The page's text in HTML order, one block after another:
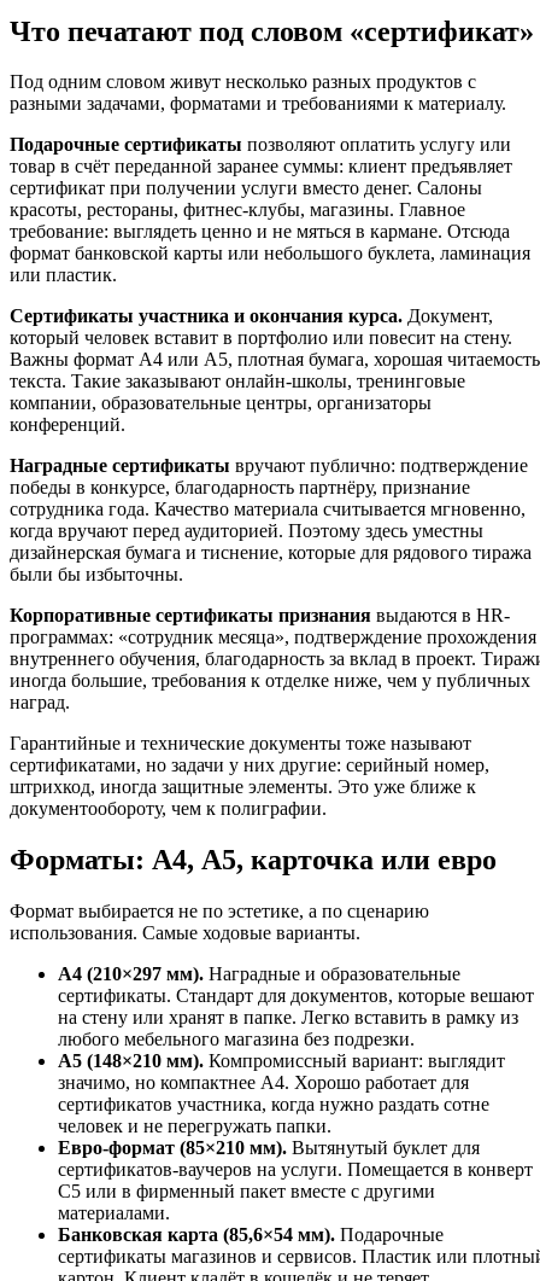
Что печатают под словом «сертификат»
Под одним словом живут несколько разных продуктов с
разными задачами, форматами и требованиями к материалу.
Подарочные сертификаты позволяют оплатить услугу или
товар в счёт переданной заранее суммы: клиент предъявляет
сертификат при получении услуги вместо денег. Салоны
красоты, рестораны, фитнес-клубы, магазины. Главное
требование: выглядеть ценно и не мяться в кармане. Отсюда
формат банковской карты или небольшого буклета, ламинация
или пластик.
Сертификаты участника и окончания курса. Документ,
который человек вставит в портфолио или повесит на стену.
Важны формат А4 или А5, плотная бумага, хорошая читаемость
текста. Такие заказывают онлайн-школы, тренинговые
компании, образовательные центры, организаторы
конференций.
Наградные сертификаты вручают публично: подтверждение
победы в конкурсе, благодарность партнёру, признание
сотрудника года. Качество материала считывается мгновенно,
когда вручают перед аудиторией. Поэтому здесь уместны
дизайнерская бумага и тиснение, которые для рядового тиража
были бы избыточны.
Корпоративные сертификаты признания выдаются в HR-
программах: «сотрудник месяца», подтверждение прохождения
внутреннего обучения, благодарность за вклад в проект.
иногда большие, требования к отделке ниже, чем у публичных
наград.
Гарантийные и технические документы тоже называют
сертификатами, но задачи у них другие: серийный номер,
штрихкод, иногда защитные элементы. Это уже ближе к
документообороту, чем к полиграфии.
Форматы: А4, А5, карточка или евро
Формат выбирается не по эстетике, а по сценарию
использования. Самые ходовые варианты.
А4 (210×297 мм). Наградные и образовательные
сертификаты. Стандарт для документов, которые вешают
на стену или хранят в папке. Легко вставить в рамку из
любого мебельного магазина без подрезки.
А5 (148×210 мм). Компромиссный вариант: выглядит
значимо, но компактнее А4. Хорошо работает для
сертификатов участника, когда нужно раздать сотне
человек и не перегружать папки.
Евро-формат (85×210 мм). Вытянутый буклет для
сертификатов-ваучеров на услуги. Помещается в конверт
С5 или в фирменный пакет вместе с другими
материалами.
Банковская карта (85,6×54 мм). Подарочные
сертификаты магазинов и сервисов. Пластик или